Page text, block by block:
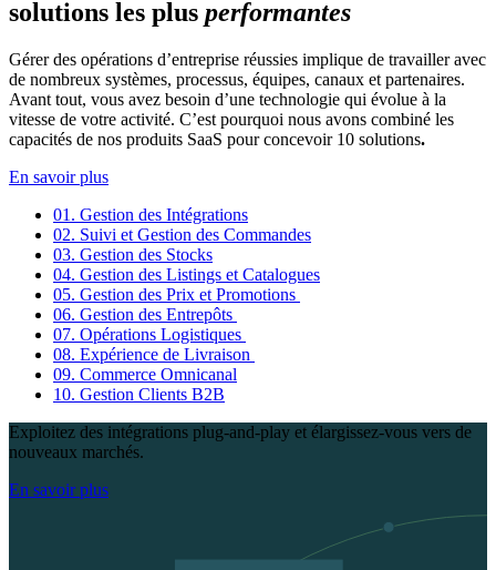
solutions les plus performantes
Gérer des opérations d’entreprise réussies implique de travailler avec
de nombreux systèmes, processus, équipes, canaux et partenaires.
Avant tout, vous avez besoin d’une technologie qui évolue à la
vitesse de votre activité. C’est pourquoi nous avons combiné les
capacités de nos produits SaaS pour concevoir 10 solutions.
En savoir plus
01. Gestion des Intégrations
02. Suivi et Gestion des Commandes
03. Gestion des Stocks
04. Gestion des Listings et Catalogues
05. Gestion des Prix et Promotions
06. Gestion des Entrepôts
07. Opérations Logistiques
08. Expérience de Livraison
09. Commerce Omnicanal
10. Gestion Clients B2B
Exploitez des intégrations plug-and-play et élargissez-vous vers de
nouveaux marchés.
En savoir plus